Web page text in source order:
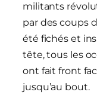
militants
par des coups
été fichés et
tête, tous les
ont fait front
jusqu’au bout.